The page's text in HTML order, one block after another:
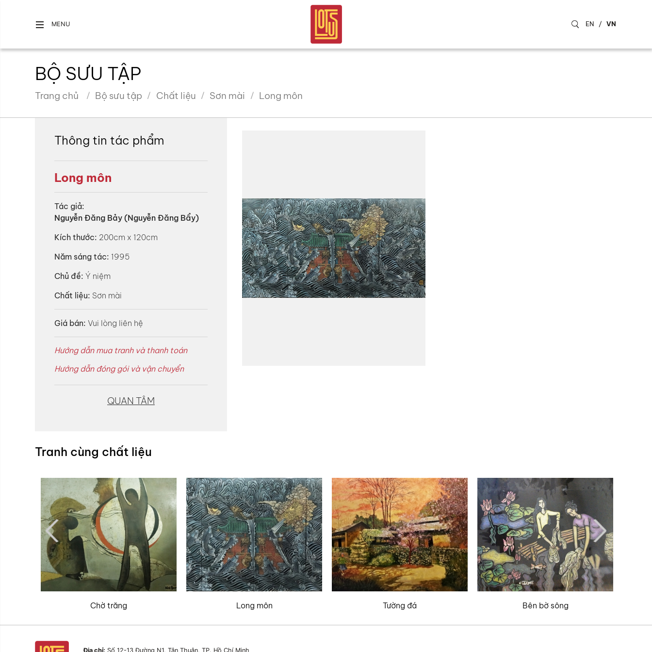
MENU EN / VN
BỘ SƯU TẬP
Trang chủ Bộ sưu tập Chất liệu Sơn mài Long môn
Thông tin tác phẩm
Long môn
Tác giả:
Nguyễn Đăng Bảy (Nguyễn Đăng Bẩy)
Kích thước: 200cm x 120cm
Năm sáng tác: 1995
Chủ đề: Ý niệm
Chất liệu: Sơn mài
Giá bán: Vui lòng liên hệ
Hướng dẫn mua tranh và thanh toán
Hướng dẫn đóng gói và vận chuyển
QUAN TÂM
Tranh cùng chất liệu
Chờ trăng Long môn Tường đá Bên bờ sông
Địa chỉ: Số 12-13 Đường N1, Tân Thuận, TP. Hồ Chí Minh